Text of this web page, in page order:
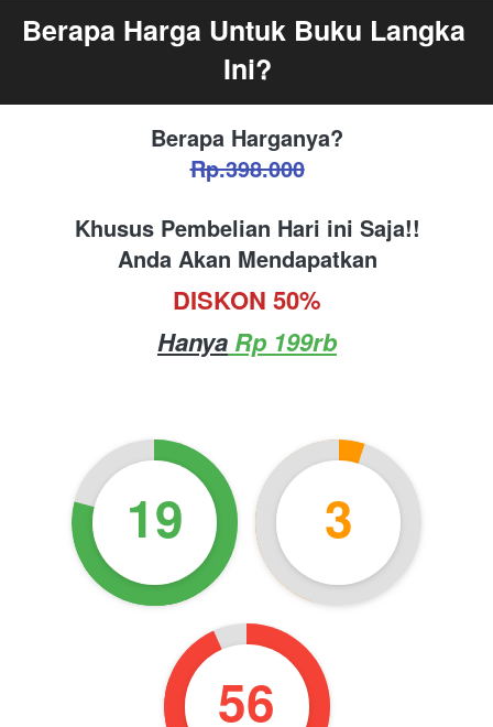
Berapa Harga Untuk Buku Langka
Ini?
Berapa Harganya?
Rp.398.000
Khusus Pembelian Hari ini Saja!!
Anda Akan Mendapatkan
DISKON 50%
Hanya Rp 199rb
19 3
55